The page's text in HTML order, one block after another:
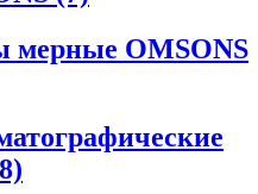
мерные OMSONS